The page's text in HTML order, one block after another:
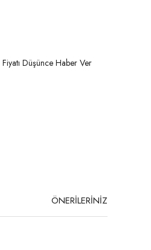
Fiyatı Düşünce Haber Ver
ÖNERİLERİNİZ